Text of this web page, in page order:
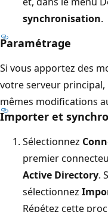
synchronisation.
Paramétrage
Si vous apportez des
votre serveur principal,
mêmes modifications
Importer et
Sélectionnez
premier
Active Directory.
sélectionnez
Répétez cette